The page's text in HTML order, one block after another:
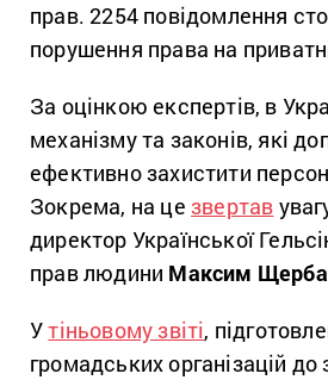
прав. 2254 повідомлення
порушення права на
За оцінкою експертів, в
механізму та законів, які
ефективно захистити
Зокрема, на це звертав
директор Української
прав людини Максим
Утіньовому звіті,
громадських організацій до